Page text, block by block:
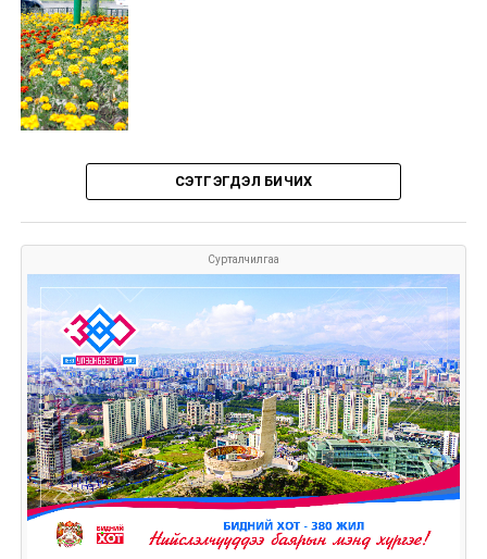
СЭТГЭГДЭЛ БИЧИХ
Сурталчилгаа